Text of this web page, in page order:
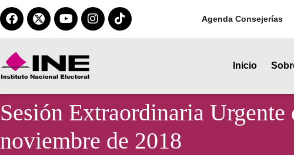
Agenda Consejerías
Inicio
Sesión Extraordinaria
noviembre de 2018